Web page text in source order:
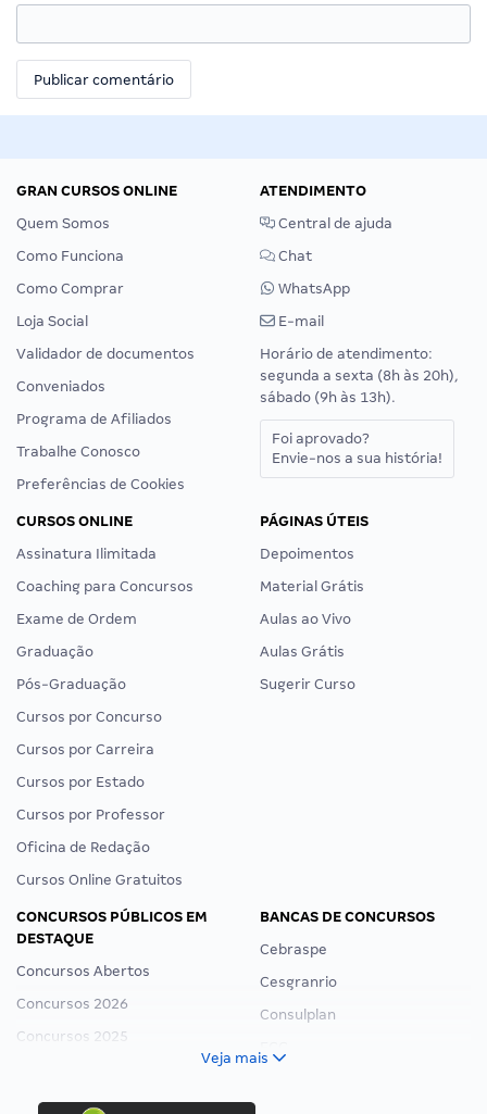
GRAN CURSOS ONLINE
Quem Somos
Como Funciona
Como Comprar
Loja Social
Validador de documentos
Conveniados
Programa de Afiliados
Trabalhe Conosco
Preferências de Cookies
ATENDIMENTO
Central de ajuda
Chat
WhatsApp
E-mail
Horário de atendimento:
segunda a sexta (8h às 20h),
sábado (9h às 13h).
Foi aprovado?
Envie-nos a sua história!
CURSOS ONLINE
Assinatura Ilimitada
Coaching para Concursos
Exame de Ordem
Graduação
Pós-Graduação
Cursos por Concurso
Cursos por Carreira
Cursos por Estado
Cursos por Professor
Oficina de Redação
Cursos Online Gratuitos
PÁGINAS ÚTEIS
Depoimentos
Material Grátis
Aulas ao Vivo
Aulas Grátis
Sugerir Curso
CONCURSOS PÚBLICOS EM
DESTAQUE
Concursos Abertos
Concursos 2026
Concursos 2025
Concurso Ibama
BANCAS DE CONCURSOS
Cebraspe
Cesgranrio
Consulplan
Veja mais